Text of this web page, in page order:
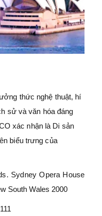
thức nghệ thuật, hí
sử và văn hóa đáng
xác nhận là Di sản
biểu trưng của
Sydney Opera House
South Wales 2000